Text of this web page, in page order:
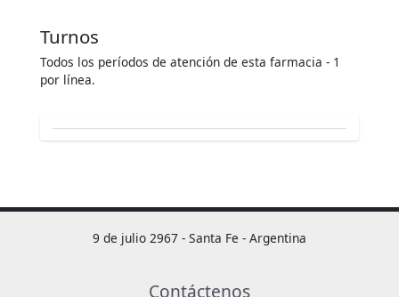
Turnos
Todos los períodos de atención de esta farmacia - 1
por línea.
9 de julio 2967 - Santa Fe - Argentina
Contáctenos